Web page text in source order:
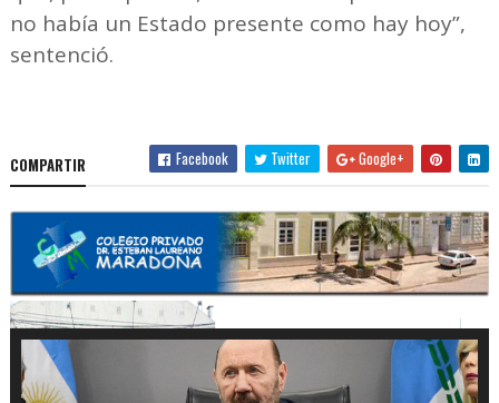
no había un Estado presente como hay hoy”,
sentenció.
COMPARTIR Facebook Twitter Google+